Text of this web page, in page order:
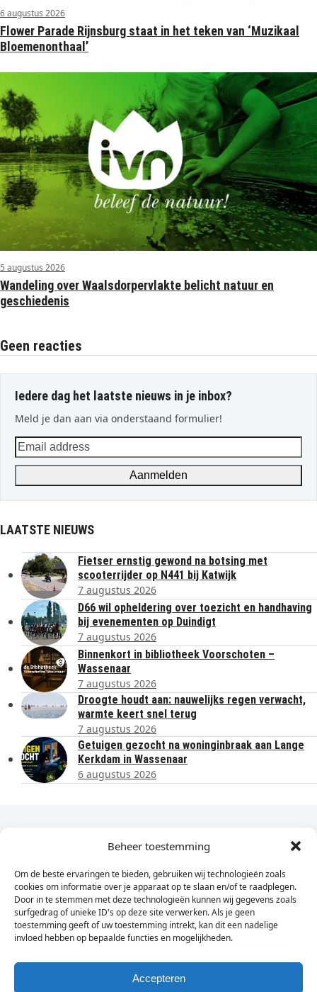
Beheer toestemming
Om de beste ervaringen te bieden, gebruiken wij technologieën zoals
cookies om informatie over je apparaat op te slaan en/of te raadplegen.
Door in te stemmen met deze technologieën kunnen wij gegevens zoals
surfgedrag of unieke ID's op deze site verwerken. Als je geen
toestemming geeft of uw toestemming intrekt, kan dit een nadelige
invloed hebben op bepaalde functies en mogelijkheden.
Accepteren
6 augustus 2026
Flower Parade Rijnsburg staat in het teken van ‘Muzikaal
Bloemenonthaal’
5 augustus 2026
Wandeling over Waalsdorpervlakte belicht natuur en
geschiedenis
Geen reacties
Iedere dag het laatste nieuws in je inbox?
Meld je dan aan via onderstaand formulier!
Email
address
Aanmelden
LAATSTE NIEUWS
Fietser ernstig gewond na botsing met
scooterrijder op N441 bij Katwijk
7 augustus 2026
D66 wil opheldering over toezicht en handhaving
bij evenementen op Duindigt
7 augustus 2026
Binnenkort in bibliotheek Voorschoten –
Wassenaar
7 augustus 2026
Droogte houdt aan: nauwelijks regen verwacht,
warmte keert snel terug
7 augustus 2026
Getuigen gezocht na woninginbraak aan Lange
Kerkdam in Wassenaar
6 augustus 2026
Dagelijks het laatste nieuws in je e-mail?
Vul
hier
je
e-
mailadres
in
Sign Up